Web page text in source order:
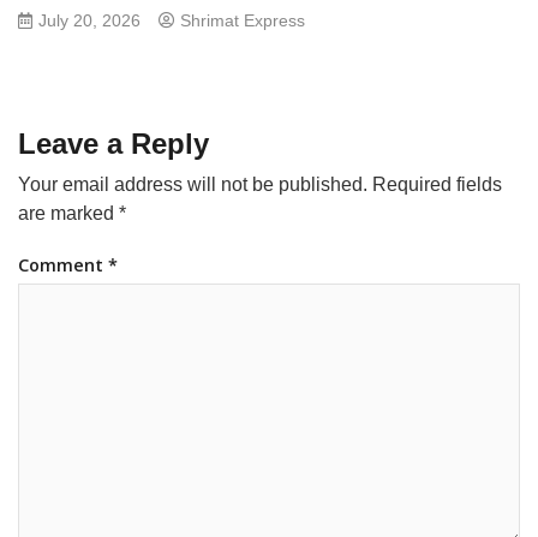
July 20, 2026 Shrimat Express
Leave a Reply
Your email address will not be published. Required fields
are marked *
Comment *